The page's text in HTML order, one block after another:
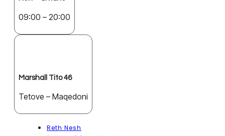
09:00 – 20:00
Marshall Tito 46
Tetove – Maqedoni
Reth Nesh